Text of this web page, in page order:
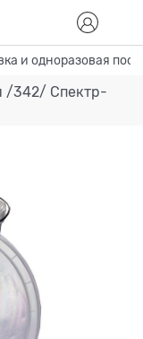
и одноразовая
/342/ Спектр-